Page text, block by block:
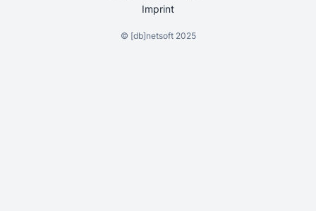
Imprint
© [db]netsoft2025